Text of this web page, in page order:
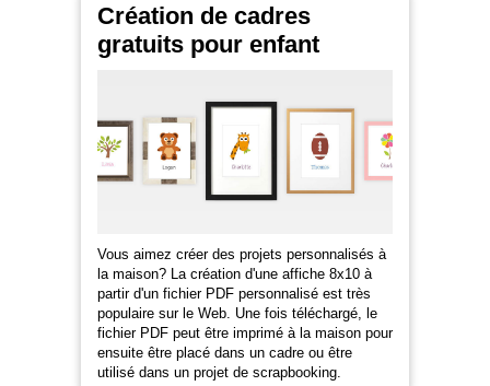
Création de cadres
gratuits pour enfant
Vous aimez créer des projets personnalisés à
la maison? La création d'une affiche 8x10 à
partir d'un fichier PDF personnalisé est très
populaire sur le Web. Une fois téléchargé, le
fichier PDF peut être imprimé à la maison pour
ensuite être placé dans un cadre ou être
utilisé dans un projet de scrapbooking.